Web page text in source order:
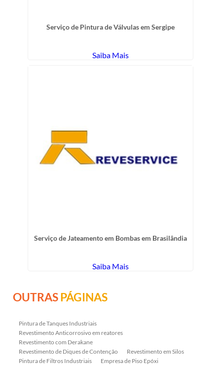
Serviço de Pintura de Válvulas em Sergipe
Saiba Mais
Serviço de Jateamento em Bombas em Brasilândia
Saiba Mais
OUTRASPÁGINAS
Pintura de Tanques Industriais
Revestimento Anticorrosivo em reatores
Revestimento com Derakane
Revestimento de Diques de Contenção
Revestimento em Silos
Pintura de Filtros Industriais
Empresa de Piso Epóxi